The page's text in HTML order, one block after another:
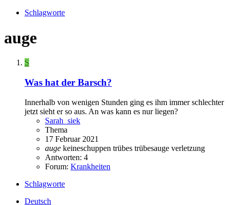
Schlagworte
auge
S
Was hat der Barsch?
Innerhalb von wenigen Stunden ging es ihm immer schlechter
jetzt sieht er so aus. An was kann es nur liegen?
Sarah_siek
Thema
17 Februar 2021
auge keineschuppen trübes trübesauge verletzung
Antworten: 4
Forum: Krankheiten
Schlagworte
Deutsch